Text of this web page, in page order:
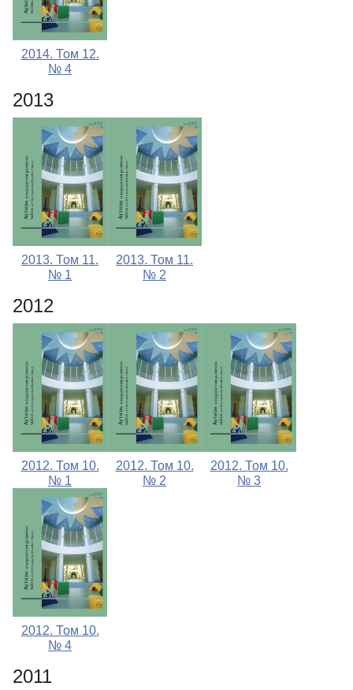
2014. Том 12.
№ 4
2013
2013. Том 11.
№ 1
2013. Том 11.
№ 2
2012
2012. Том 10.
№ 1
2012. Том 10.
№ 2
2012. Том 10.
№ 3
2012. Том 10.
№ 4
2011